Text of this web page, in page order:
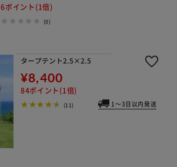
6ポイント(1倍)
(0)
タープテント2.5×2.5
¥8,400
84ポイント(1倍)
(11) 1～3日以内発送